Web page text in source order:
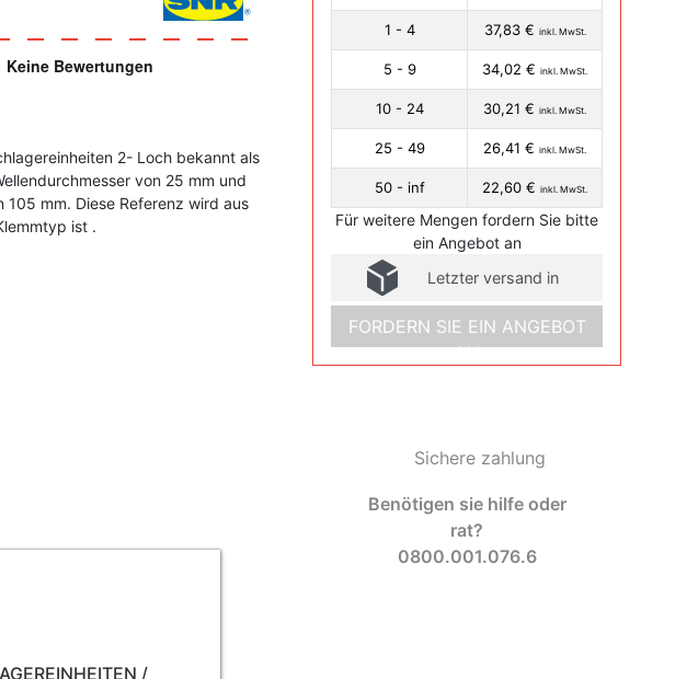
2- Loch bekannt als
von 25 mm und
mm. Diese Referenz wird aus
ist .
1 - 4 37,83 € inkl. MwSt.
5 - 9 34,02 € inkl. MwSt.
10 - 24 30,21 € inkl. MwSt.
25 - 49 26,41 € inkl. MwSt.
50 - inf 22,60 € inkl. MwSt.
Für weitere Mengen fordern Sie bitte
ein Angebot an
Letzter versand in
FORDERN SIE EIN ANGEBOT
AN
Sichere zahlung
Benötigen sie hilfe oder
rat?
0800.001.076.6
/